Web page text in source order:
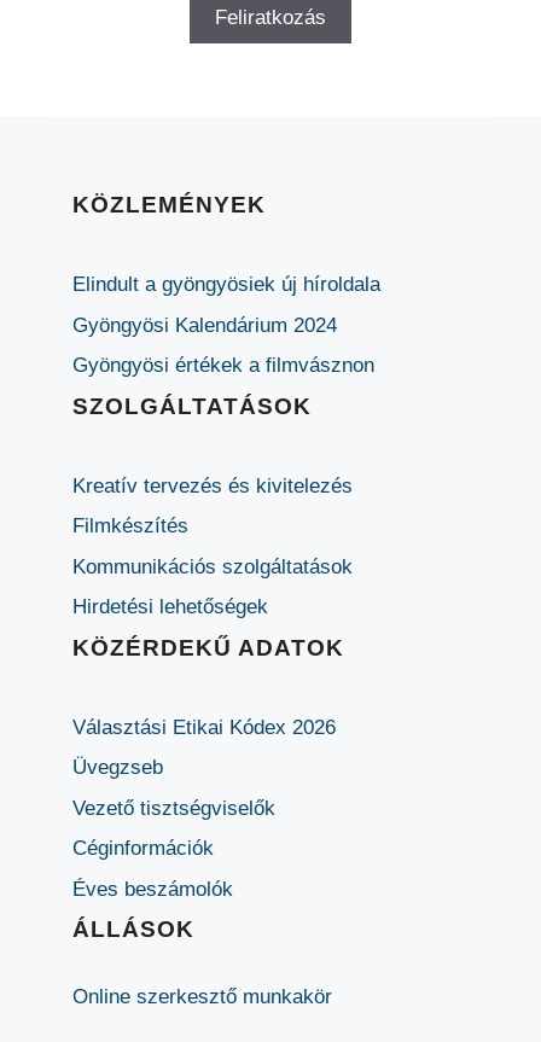
KÖZLEMÉNYEK
Elindult a gyöngyösiek új híroldala
Gyöngyösi Kalendárium 2024
Gyöngyösi értékek a filmvásznon
SZOLGÁLTATÁSOK
Kreatív tervezés és kivitelezés
Filmkészítés
Kommunikációs szolgáltatások
Hirdetési lehetőségek
KÖZÉRDEKŰ ADATOK
Választási Etikai Kódex 2026
Üvegzseb
Vezető tisztségviselők
Céginformációk
Éves beszámolók
ÁLLÁSOK
Online szerkesztő munkakör